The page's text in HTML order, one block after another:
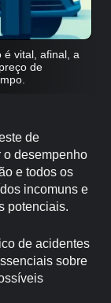
é vital, afinal, a
de
de
o desempenho
e todos os
incomuns e
potenciais.
de acidentes
sobre